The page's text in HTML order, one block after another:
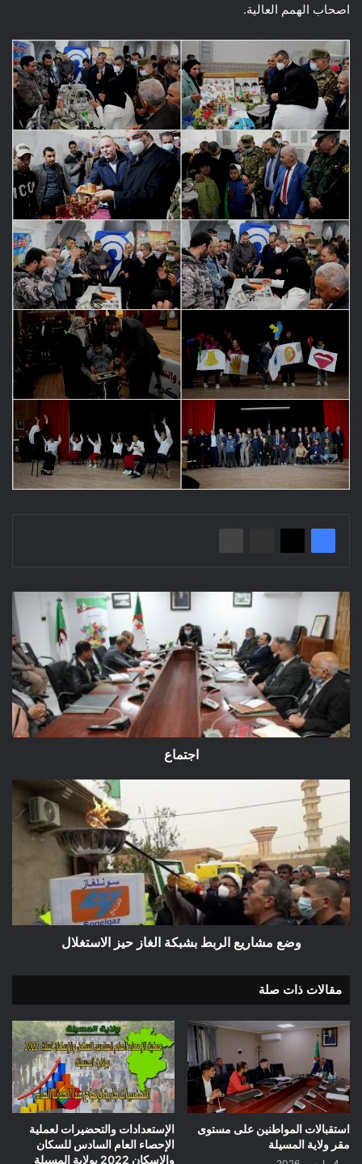
اصحاب الهمم العالية.
اجتماع
اجتماع
مشاريع
الربط
بشبكة
الغاز
حيز
الاستغلال
وضع مشاريع الربط بشبكة الغاز حيز الاستغلال
مقالات ذات صلة
استقبالات المواطنين على مستوى
مقر ولاية المسيلة
الإستعدادات والتحضيرات لعملية
الإحصاء العام السادس للسكان
والإسكان 2022 بولاية المسيلة